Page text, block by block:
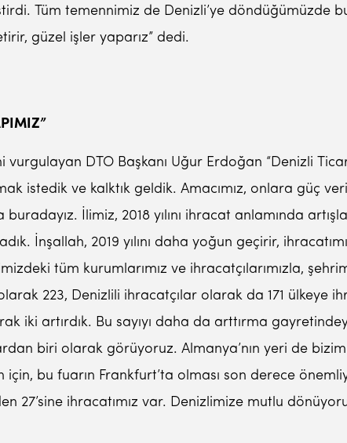
Tüm temennimiz de Denizli’ye döndüğümüzde
güzel işler yaparız” dedi.
vurgulayan DTO Başkanı Uğur Erdoğan “Denizli
istedik ve kalktık geldik. Amacımız, onlara güç
İlimiz, 2018 yılını ihracat anlamında
İnşallah, 2019 yılını daha yoğun geçirir,
tüm kurumlarımız ve ihracatçılarımızla,
223, Denizlili ihracatçılar olarak da 171 ülkeye
iki artırdık. Bu sayıyı daha da arttırma
biri olarak görüyoruz. Almanya’nın yeri de bizim
bu fuarın Frankfurt’ta olması son derece
27’sine ihracatımız var. Denizlimize mutlu